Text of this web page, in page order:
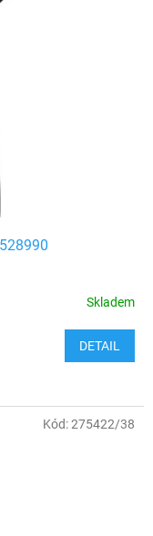
Skladem
DETAIL
Kód:275422/38